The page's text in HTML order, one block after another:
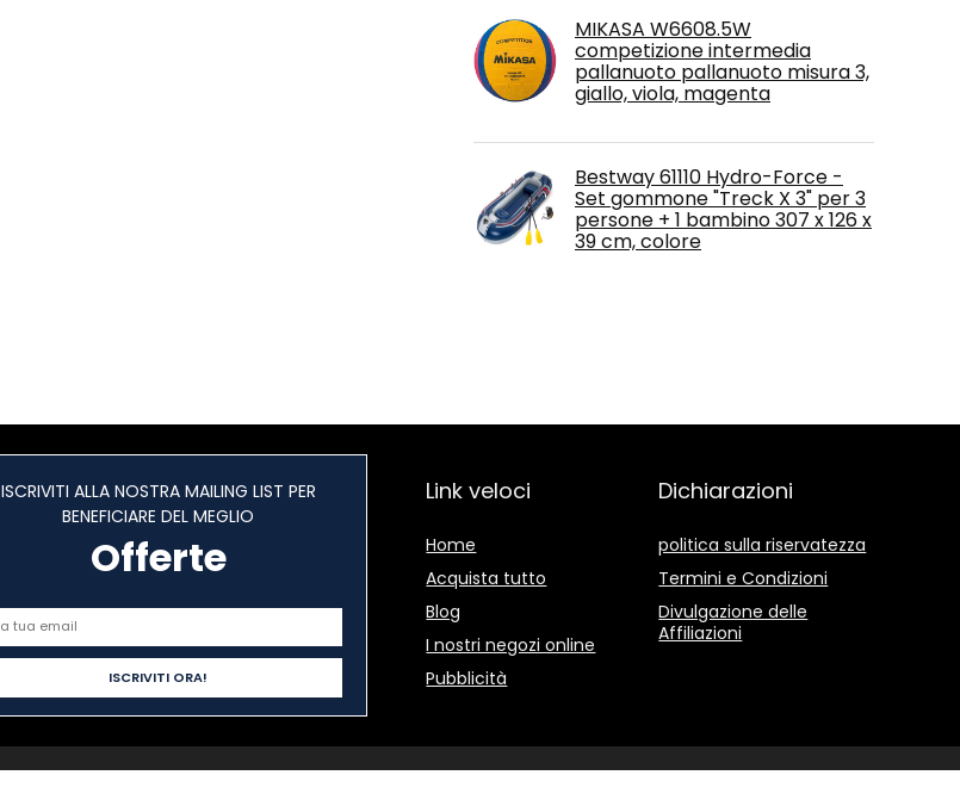
MIKASA W6608.5W
competizione intermedia
pallanuoto pallanuoto misura 3,
giallo, viola, magenta
Bestway 61110 Hydro-Force -
Set gommone "Treck X 3" per 3
persone + 1 bambino 307 x 126 x
39 cm, colore
ISCRIVITI ALLA NOSTRA MAILING LIST PER
BENEFICIARE DEL MEGLIO
Offerte
Link veloci
Home
Acquista tutto
Blog
I nostri negozi online
Pubblicità
Dichiarazioni
politica sulla riservatezza
Termini e Condizioni
Divulgazione delle
Affiliazioni